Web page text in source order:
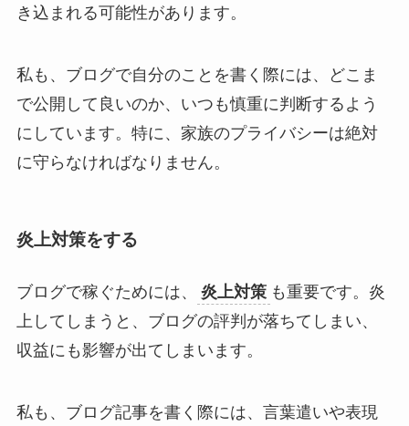
き込まれる可能性があります。
私も、ブログで自分のことを書く際には、どこま
で公開して良いのか、いつも慎重に判断するよう
にしています。特に、家族のプライバシーは絶対
に守らなければなりません。
炎上対策をする
ブログで稼ぐためには、 炎上対策 も重要です。炎
上してしまうと、ブログの評判が落ちてしまい、
収益にも影響が出てしまいます。
私も、ブログ記事を書く際には、言葉遣いや表現